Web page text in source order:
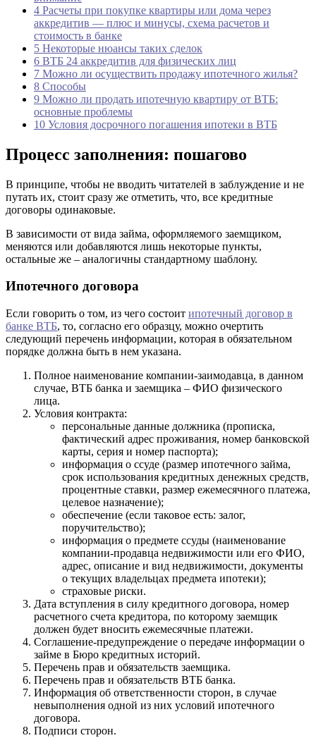
4 Расчеты при покупке квартиры или дома через
аккредитив — плюс и минусы, схема расчетов и
стоимость в банке
5 Некоторые нюансы таких сделок
6 ВТБ 24 аккредитив для физических лиц
7 Можно ли осуществить продажу ипотечного жилья?
8 Способы
9 Можно ли продать ипотечную квартиру от ВТБ:
основные проблемы
10 Условия досрочного погашения ипотеки в ВТБ
Процесс заполнения: пошагово
В принципе, чтобы не вводить читателей в заблуждение и не
путать их, стоит сразу же отметить, что, все кредитные
договоры одинаковые.
В зависимости от вида займа, оформляемого заемщиком,
меняются или добавляются лишь некоторые пункты,
остальные же – аналогичны стандартному шаблону.
Ипотечного договора
Если говорить о том, из чего состоит ипотечный договор в
банке ВТБ, то, согласно его образцу, можно очертить
следующий перечень информации, которая в обязательном
порядке должна быть в нем указана.
Полное наименование компании-заимодавца, в данном
случае, ВТБ банка и заемщика – ФИО физического
лица.
Условия контракта:
персональные данные должника (прописка,
фактический адрес проживания, номер банковской
карты, серия и номер паспорта);
информация о ссуде (размер ипотечного займа,
срок использования кредитных денежных средств,
процентные ставки, размер ежемесячного платежа,
целевое назначение);
обеспечение (если таковое есть: залог,
поручительство);
информация о предмете ссуды (наименование
компании-продавца недвижимости или его ФИО,
адрес, описание и вид недвижимости, документы
о текущих владельцах предмета ипотеки);
страховые риски.
Дата вступления в силу кредитного договора, номер
расчетного счета кредитора, по которому заемщик
должен будет вносить ежемесячные платежи.
Соглашение-предупреждение о передаче информации о
займе в Бюро кредитных историй.
Перечень прав и обязательств заемщика.
Перечень прав и обязательств ВТБ банка.
Информация об ответственности сторон, в случае
невыполнения одной из них условий ипотечного
договора.
Подписи сторон.